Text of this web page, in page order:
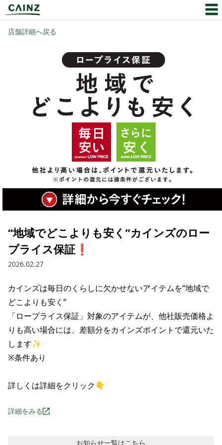
店舗詳細へ戻る
“地域でどこよりも安く”カインズのロー
プライス保証❗️
2026.02.27
‌カインズは毎日の‌くらしに‌欠かせない‌アイテムを“地域で
どこよりも安く”
「ロープライス保証」対象の‌アイテムが、‌‌他社販売価格よ
りも‌高い‌場合には、‌‌差額分を‌カインズポイントで‌還元‌いた
します✨
※条件あり
詳しくは詳細をクリック👇
詳細をみる
お知らせ一覧はこちら